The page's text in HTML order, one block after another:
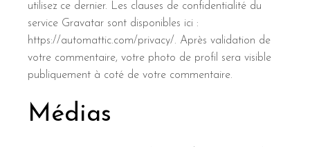
utilisez ce dernier. Les clauses de confidentialité du
service Gravatar sont disponibles ici :
https://automattic.com/privacy/. Après validation de
votre commentaire, votre photo de profil sera visible
publiquement à coté de votre commentaire.
Médias